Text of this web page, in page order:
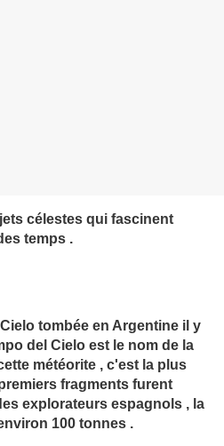
célestes qui fascinent
temps .
tombée en Argentine il y
del Cielo est le nom de la
météorite , c'est la plus
fragments furent
explorateurs espagnols , la
100 tonnes .